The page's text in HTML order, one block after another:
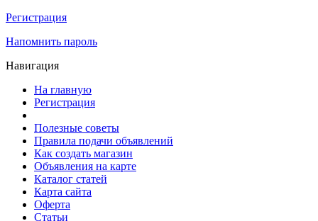
Регистрация
Напомнить пароль
Навигация
На главную
Регистрация
Полезные советы
Правила подачи объявлений
Как создать магазин
Объявления на карте
Каталог статей
Карта сайта
Оферта
Статьи